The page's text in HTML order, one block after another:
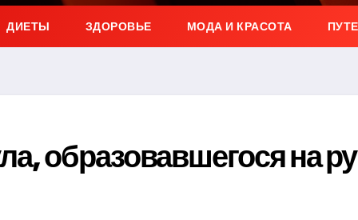
ДИЕТЫ ЗДОРОВЬЕ МОДА И КРАСОТА
образовавшегося на